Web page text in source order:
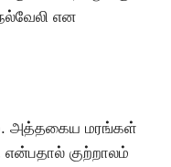
என
அத்தகைய மரங்கள்
குற்றாலம்